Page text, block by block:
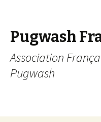
Pugwash
Association
Pugwash